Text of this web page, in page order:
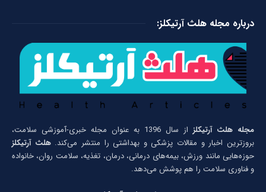
درباره مجله هلث آرتیکلز:
مجله هلث آرتیکلز
از سال 1396 به عنوان مجله خبری-آموزشی سلامت،
بروزترین اخبار و مقالات پزشکی و بهداشتی را منتشر می‌کند.هلث آرتیکلز
حوزه‌هایی مانند ورزش، بیمه‌های درمانی، درمان، تغذیه، سلامت روان، خانواده
و فناوری سلامت را هم پوشش می‌دهد.